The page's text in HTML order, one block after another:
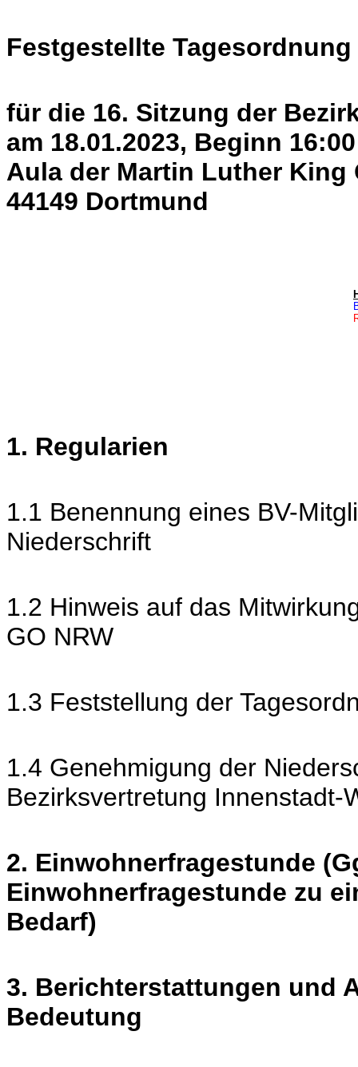
Festgestellte
für die 16. Sitzung der
am 18.01.2023, Beginn
Aula der Martin Luther King
44149 Dortmund
1. Regularien
1.1 Benennung eines BV-
Niederschrift
1.2 Hinweis auf das
GO NRW
1.3 Feststellung der
1.4 Genehmigung der
Bezirksvertretung Innenstadt-
2. Einwohnerfragestunde
Einwohnerfragestunde zu
Bedarf)
3. Berichterstattungen und
Bedeutung